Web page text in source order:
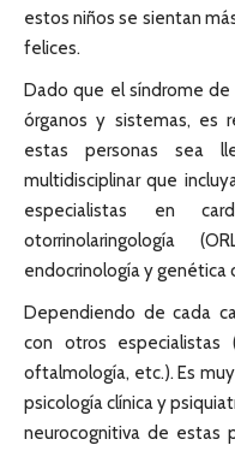
estos niños se sientan
felices.
Dado que el síndrome de
órganos y sistemas, es
estas personas sea
multidisciplinar que
especialistas en
otorrinolaringología
endocrinología y genética
Dependiendo de cada
con otros especialistas
oftalmología, etc.). Es
psicología clínica y
neurocognitiva de estas